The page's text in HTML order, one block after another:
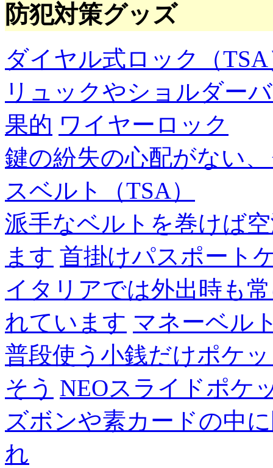
防犯対策グッズ
ダイヤル式ロック（
リュックやショルダー
果的 ワイヤーロック
鍵の紛失の心配がない
スベルト（TSA）
派手なベルトを巻けば
ます 首掛けパスポート
イタリアでは外出時も
れています マネーベル
普段使う小銭だけポケ
そう NEOスライドポケ
ズボンや素カードの中
れ